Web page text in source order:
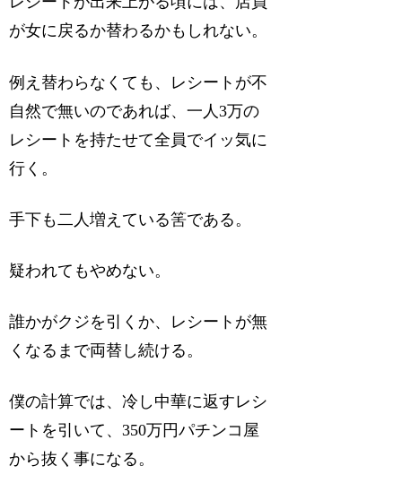
が女に戻るか替わるかもしれない。
例え替わらなくても、レシートが不
自然で無いのであれば、一人3万の
レシートを持たせて全員でイッ気に
行く。
手下も二人増えている筈である。
疑われてもやめない。
誰かがクジを引くか、レシートが無
くなるまで両替し続ける。
僕の計算では、冷し中華に返すレシ
ートを引いて、350万円パチンコ屋
から抜く事になる。